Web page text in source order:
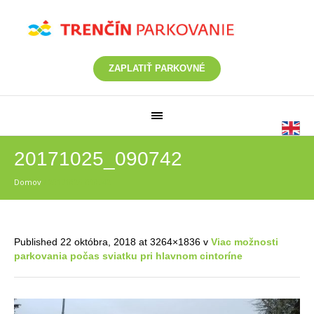
ZAPLATIŤ PARKOVNÉ
20171025_090742
Domov
Published 22 októbra, 2018 at 3264×1836 v Viac možnosti
parkovania počas sviatku pri hlavnom cintoríne